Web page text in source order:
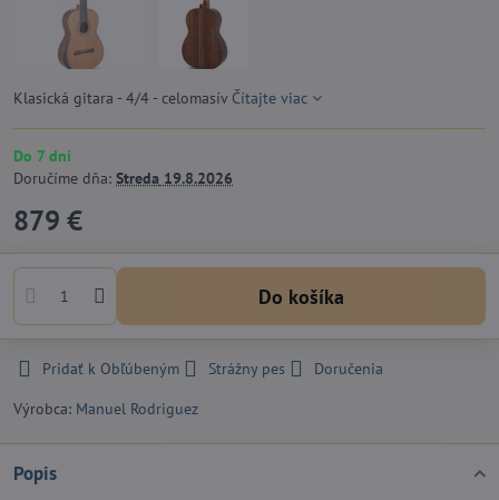
Klasická gitara - 4/4 - celomasív Čítajte viac
Do 7 dní
Doručíme dňa: Streda 19.8.2026
879 €
Do košíka
Pridať k Obľúbeným Strážny pes
Doručenia
Výrobca: Manuel Rodriguez
Popis